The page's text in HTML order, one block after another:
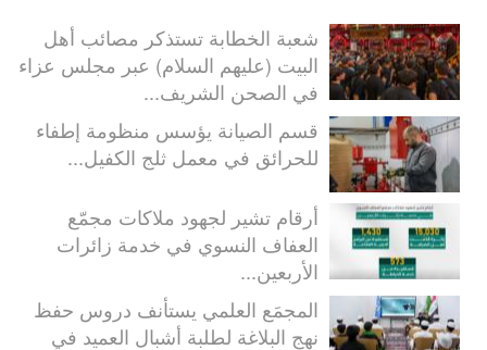
شعبة الخطابة تستذكر مصائب أهل
البيت (عليهم السلام) عبر مجلس عزاء
في الصحن الشريف...
قسم الصيانة يؤسس منظومة إطفاء
للحرائق في معمل ثلج الكفيل...
أرقام تشير لجهود ملاكات مجمّع
العفاف النسوي في خدمة زائرات
الأربعين...
المجمَع العلمي يستأنف دروس حفظ
نهج البلاغة لطلبة أشبال العميد في